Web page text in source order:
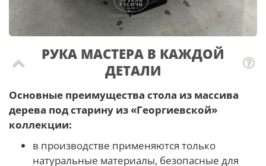
РУКА МАСТЕРА В КАЖДОЙ
ДЕТАЛИ
Основные преимущества стола из массива
дерева под старину из «Георгиевской»
коллекции:
в производстве применяются только
натуральные материалы, безопасные для